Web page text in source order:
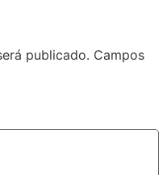
publicado. Campos
para a sua